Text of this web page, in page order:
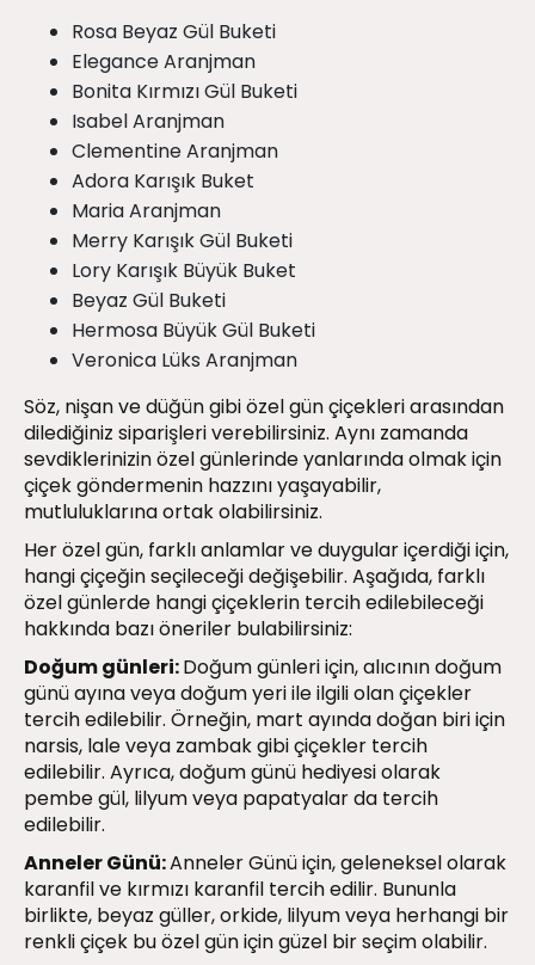
Rosa Beyaz Gül Buketi
Elegance Aranjman
Bonita Kırmızı Gül Buketi
Isabel Aranjman
Clementine Aranjman
Adora Karışık Buket
Maria Aranjman
Merry Karışık Gül Buketi
Lory Karışık Büyük Buket
Beyaz Gül Buketi
Hermosa Büyük Gül Buketi
Veronica Lüks Aranjman
Söz, nişan ve düğün gibi özel gün çiçekleri arasından
dilediğiniz siparişleri verebilirsiniz. Aynı zamanda
sevdiklerinizin özel günlerinde yanlarında olmak için
çiçek göndermenin hazzını yaşayabilir,
mutluluklarına ortak olabilirsiniz.
Her özel gün, farklı anlamlar ve duygular içerdiği için,
hangi çiçeğin seçileceği değişebilir. Aşağıda, farklı
özel günlerde hangi çiçeklerin tercih edilebileceği
hakkında bazı öneriler bulabilirsiniz:
Doğum günleri:Doğum günleri için, alıcının doğum
günü ayına veya doğum yeri ile ilgili olan çiçekler
tercih edilebilir. Örneğin, mart ayında doğan biri için
narsis, lale veya zambak gibi çiçekler tercih
edilebilir. Ayrıca, doğum günü hediyesi olarak
pembe gül, lilyum veya papatyalar da tercih
edilebilir.
Anneler Günü:Anneler Günü için, geleneksel olarak
karanfil ve kırmızı karanfil tercih edilir. Bununla
birlikte, beyaz güller, orkide, lilyum veya herhangi bir
renkli çiçek bu özel gün için güzel bir seçim olabilir.